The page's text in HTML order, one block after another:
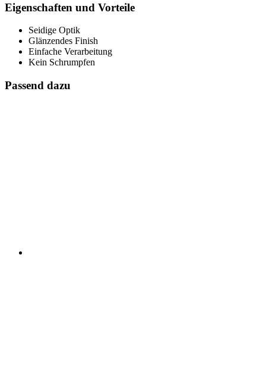
Eigenschaften und Vorteile
Seidige Optik
Glänzendes Finish
Einfache Verarbeitung
Kein Schrumpfen
Passend dazu